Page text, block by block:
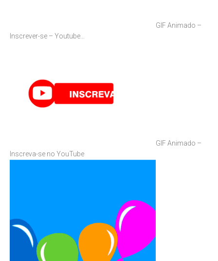
GIF Animado –
Inscrever-se – Youtube…
GIF Animado –
Inscreva-se no YouTube